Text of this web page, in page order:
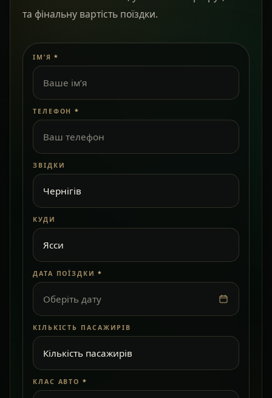
та фінальну вартість поїздки.
ІМ’Я *
ТЕЛЕФОН *
ЗВІДКИ
КУДИ
ДАТА ПОЇЗДКИ *
Оберіть дату
КІЛЬКІСТЬ ПАСАЖИРІВ
КЛАС АВТО *